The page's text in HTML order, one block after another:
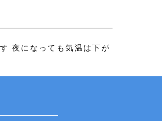
夜になっても気温は下が